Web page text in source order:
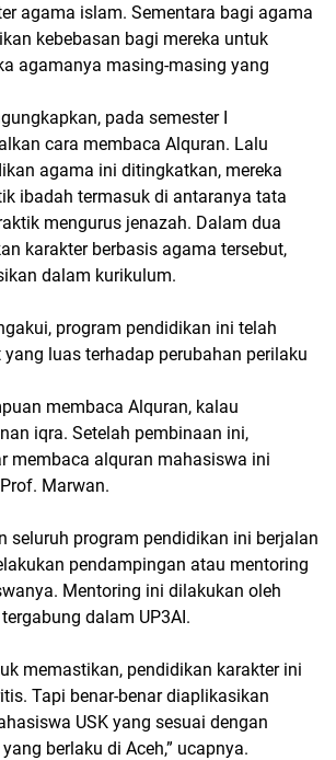
agama islam. Sementara bagi agama
kebebasan bagi mereka untuk
agamanya masing-masing yang
pada semester I
cara membaca Alquran. Lalu
agama ini ditingkatkan, mereka
ibadah termasuk di antaranya tata
mengurus jenazah. Dalam dua
karakter berbasis agama tersebut,
dalam kurikulum.
program pendidikan ini telah
luas terhadap perubahan perilaku
membaca Alquran, kalau
iqra. Setelah pembinaan ini,
membaca alquran mahasiswa ini
Marwan.
seluruh program pendidikan ini berjalan
pendampingan atau mentoring
Mentoring ini dilakukan oleh
dalam UP3AI.
memastikan, pendidikan karakter ini
Tapi benar-benar diaplikasikan
USK yang sesuai dengan
berlaku di Aceh,” ucapnya.